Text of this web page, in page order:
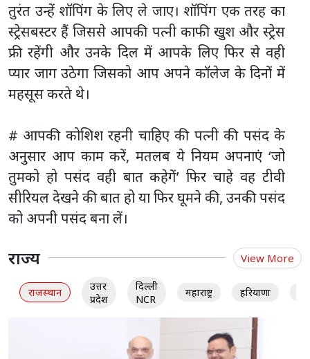
तुरंत उन्हें शॉपिंग के लिए ले जाए। शॉपिंग एक तरह का
स्ट्रेसबस्टर हैं जिससे आपकी पत्नी काफी खुश और स्ट्रेस
फ्री रहेंगी और उनके दिल में आपके लिए फिर से वही
प्यार जाग उठेगा जिसको आप अपने कॉलेज के दिनों में
महसूस करते थे।
# आपकी कोशिश रहनी चाहिए की पत्नी की पसंद के
अनुसार आप काम करें, मतलब ये नियम अपनाएं ‘जो
तुमको हो पसंद वही बात कहेगें’ फिर चाहे वह टीवी
सीरियल देखने की बात हो या फिर घूमने की, उनकी पसंद
को अपनी पसंद बना लें।
राज्य View More
राजस्थान
उत्तर
प्रदेश
दिल्ली
NCR
महाराष्ट्र हरियाणा